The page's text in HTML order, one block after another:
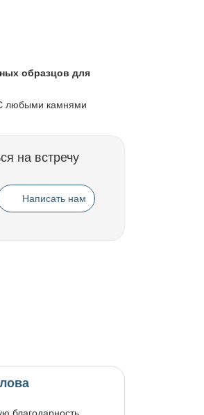
образцов для
любыми камнями
на встречу
Написать нам